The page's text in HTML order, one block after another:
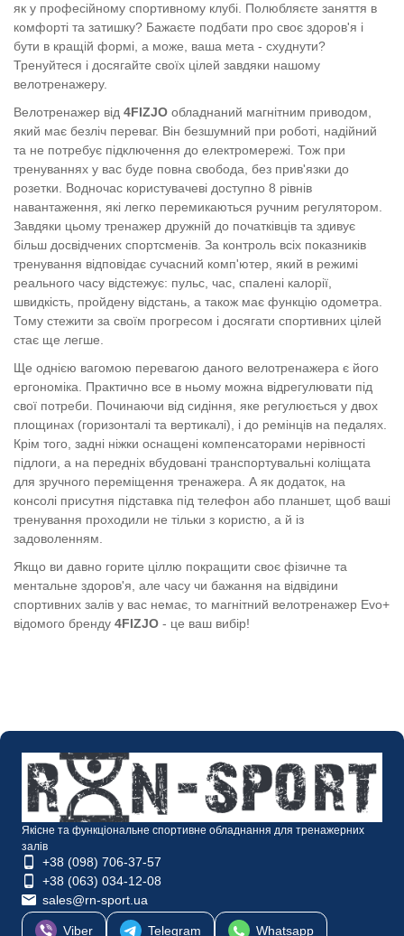
як у професійному спортивному клубі. Полюбляєте заняття в
комфорті та затишку? Бажаєте подбати про своє здоров'я і
бути в кращій формі, а може, ваша мета - схуднути?
Тренуйтеся і досягайте своїх цілей завдяки нашому
велотренажеру.
Велотренажер від 4FIZJO обладнаний магнітним приводом,
який має безліч переваг. Він безшумний при роботі, надійний
та не потребує підключення до електромережі. Тож при
тренуваннях у вас буде повна свобода, без прив'язки до
розетки. Водночас користувачеві доступно 8 рівнів
навантаження, які легко перемикаються ручним регулятором.
Завдяки цьому тренажер дружній до початківців та здивує
більш досвідчених спортсменів. За контроль всіх показників
тренування відповідає сучасний комп'ютер, який в режимі
реального часу відстежує: пульс, час, спалені калорії,
швидкість, пройдену відстань, а також має функцію одометра.
Тому стежити за своїм прогресом і досягати спортивних цілей
стає ще легше.
Ще однією вагомою перевагою даного велотренажера є його
ергономіка. Практично все в ньому можна відрегулювати під
свої потреби. Починаючи від сидіння, яке регулюється у двох
площинах (горизонталі та вертикалі), і до ремінців на педалях.
Крім того, задні ніжки оснащені компенсаторами нерівності
підлоги, а на передніх вбудовані транспортувальні коліщата
для зручного переміщення тренажера. А як додаток, на
консолі присутня підставка під телефон або планшет, щоб ваші
тренування проходили не тільки з користю, а й із
задоволенням.
Якщо ви давно горите ціллю покращити своє фізичне та
ментальне здоров'я, але часу чи бажання на відвідини
спортивних залів у вас немає, то магнітний велотренажер Evo+
відомого бренду 4FIZJO - це ваш вибір!
Якісне та функціональне спортивне обладнання для тренажерних
залів
+38 (098) 706-37-57
+38 (063) 034-12-08
sales@rn-sport.ua
Viber Telegram Whatsapp